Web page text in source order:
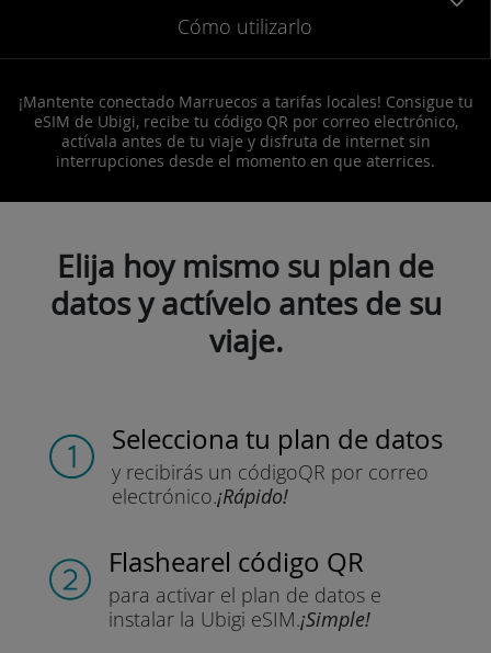
Cómo utilizarlo
¡Mantente conectado Marruecos a tarifas locales! Consigue tu
eSIM de Ubigi, recibe tu código QR por correo electrónico,
actívala antes de tu viaje y disfruta de internet sin
interrupciones desde el momento en que aterrices.
Elija hoy mismo su plan de
datos y actívelo antes de su
viaje.
Selecciona tu plan de datos
y recibirás un códigoQR por correo
electrónico.¡Rápido!
Flashearel código QR
para activar el plan de datos e
instalar la Ubigi eSIM.¡Simple!